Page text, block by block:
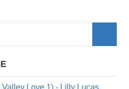
Love 1) - Lilly Lucas